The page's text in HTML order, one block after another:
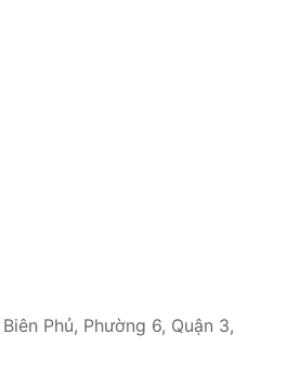
Phủ, Phường 6, Quận 3,